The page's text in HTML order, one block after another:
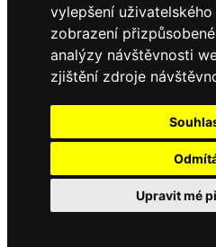
vylepšení
zobrazení
analýzy návštěvnosti
zjištění zdroje
Upravit mé